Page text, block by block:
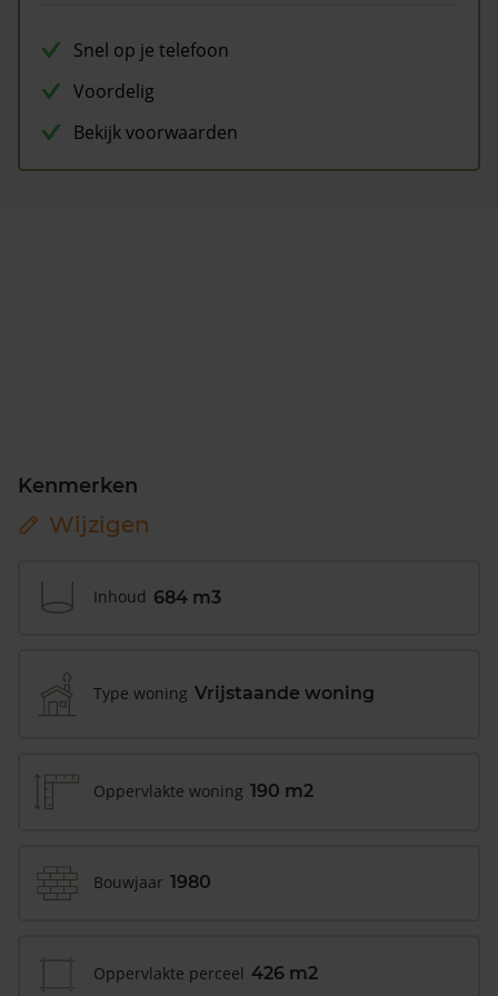
Snel op je telefoon
Voordelig
Bekijk voorwaarden
Kenmerken
Wijzigen
Inhoud 684 m3
Type woning Vrijstaande woning
Oppervlakte woning 190 m2
Bouwjaar 1980
Oppervlakte perceel 426 m2